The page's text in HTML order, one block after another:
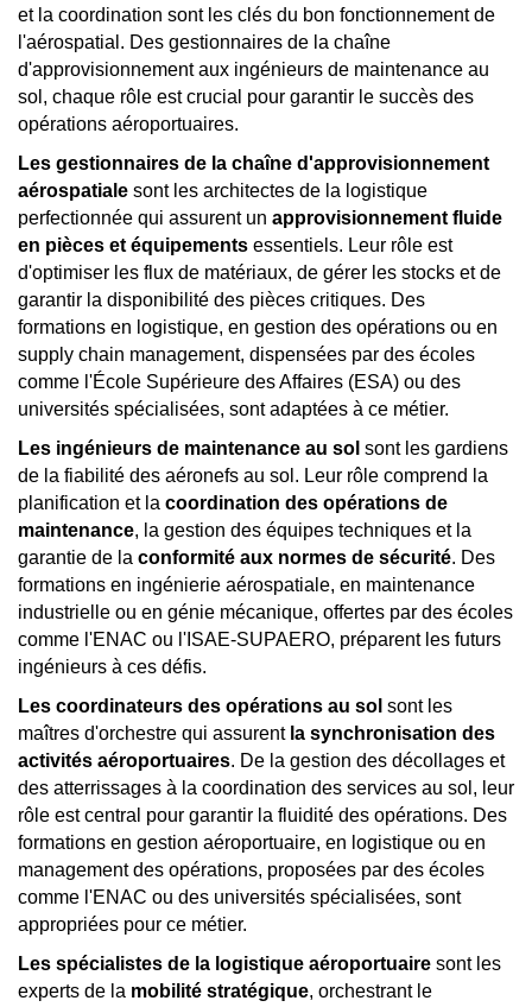
et la coordination sont les clés du bon fonctionnement de
l'aérospatial. Des gestionnaires de la chaîne
d'approvisionnement aux ingénieurs de maintenance au
sol, chaque rôle est crucial pour garantir le succès des
opérations aéroportuaires.
Les gestionnaires de la chaîne d'approvisionnement
aérospatiale sont les architectes de la logistique
perfectionnée qui assurent un approvisionnement fluide
en pièces et équipements essentiels. Leur rôle est
d'optimiser les flux de matériaux, de gérer les stocks et de
garantir la disponibilité des pièces critiques. Des
formations en logistique, en gestion des opérations ou en
supply chain management, dispensées par des écoles
comme l'École Supérieure des Affaires (ESA) ou des
universités spécialisées, sont adaptées à ce métier.
Les ingénieurs de maintenance au sol sont les gardiens
de la fiabilité des aéronefs au sol. Leur rôle comprend la
planification et la coordination des opérations de
maintenance, la gestion des équipes techniques et la
garantie de la conformité aux normes de sécurité. Des
formations en ingénierie aérospatiale, en maintenance
industrielle ou en génie mécanique, offertes par des écoles
comme l'ENAC ou l'ISAE-SUPAERO, préparent les futurs
ingénieurs à ces défis.
Les coordinateurs des opérations au sol sont les
maîtres d'orchestre qui assurent la synchronisation des
activités aéroportuaires. De la gestion des décollages et
des atterrissages à la coordination des services au sol, leur
rôle est central pour garantir la fluidité des opérations. Des
formations en gestion aéroportuaire, en logistique ou en
management des opérations, proposées par des écoles
comme l'ENAC ou des universités spécialisées, sont
appropriées pour ce métier.
Les spécialistes de la logistique aéroportuaire sont les
experts de la mobilité stratégique, orchestrant le